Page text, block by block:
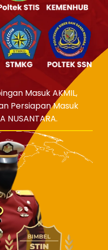
Masuk AKMIL,
Persiapan Masuk
NUSANTARA.